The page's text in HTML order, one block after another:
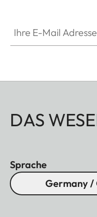
DAS
Sprache
Germany /